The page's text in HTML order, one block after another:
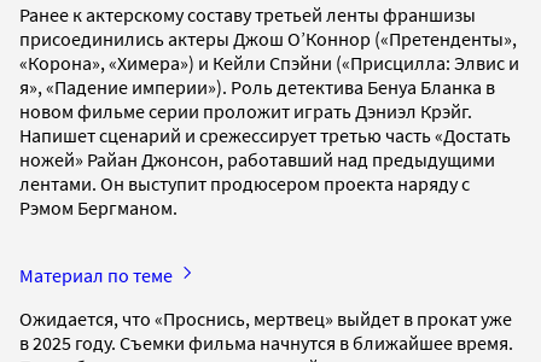
Ранее к актерскому составу третьей ленты франшизы
присоединились актеры Джош О’Коннор («Претенденты»,
«Корона», «Химера») и Кейли Спэйни («Присцилла: Элвис и
я», «Падение империи»). Роль детектива Бенуа Бланка в
новом фильме серии проложит играть Дэниэл Крэйг.
Напишет сценарий и срежессирует третью часть «Достать
ножей» Райан Джонсон, работавший над предыдущими
лентами. Он выступит продюсером проекта наряду с
Рэмом Бергманом.
Материал по теме
Ожидается, что «Проснись, мертвец» выйдет в прокат уже
в 2025 году. Съемки фильма начнутся в ближайшее время.